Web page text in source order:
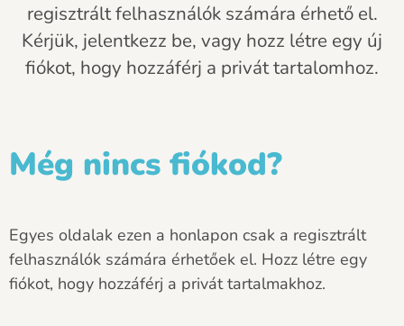
regisztrált felhasználók számára érhető el.
Kérjük, jelentkezz be, vagy hozz létre egy új
fiókot, hogy hozzáférj a privát tartalomhoz.
Még nincs fiókod?
Egyes oldalak ezen a honlapon csak a regisztrált
felhasználók számára érhetőek el. Hozz létre egy
fiókot, hogy hozzáférj a privát tartalmakhoz.